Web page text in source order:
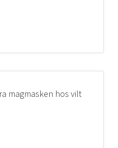
magmasken hos vilt